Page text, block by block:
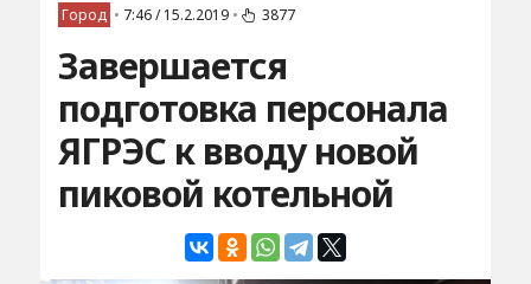
Город • 7:46 / 15.2.2019 • 3877
Завершается
подготовка персонала
ЯГРЭС к вводу новой
пиковой котельной